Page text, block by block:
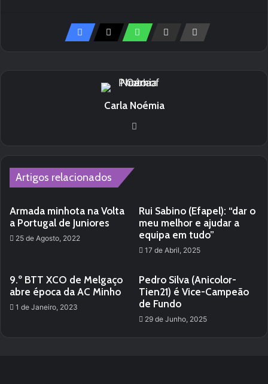
Carla Noémia
Artigos relacionados
Armada minhota na Volta
a Portugal de Juniores
25 de Agosto, 2022
Rui Sabino (Efapel): “dar o
meu melhor e ajudar a
equipa em tudo”
17 de Abril, 2025
9.º BTT XCO de Melgaço
abre época da AC Minho
1 de Janeiro, 2023
Pedro Silva (Anicolor-
Tien21) é Vice-Campeão
de Fundo
29 de Junho, 2025